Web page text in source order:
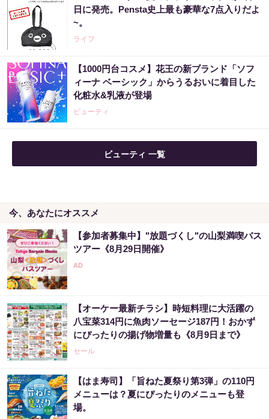
日に発売。Pensta史上最も豪華な7点入りだよ
~。
ライフ
【1000円台コスメ】花王の新ブランド「ソフ
ィーナ ベーシック」からうるおいに着目した
化粧水&乳液が登場
ビューティ
ビューティ 一覧
今、あなたにオススメ
【参加者募集中】"放題づくし"の山梨満喫バス
ツアー《8月29日開催》
【オーケー最新チラシ】時短料理に大活躍の
八宝菜314円に魚肉ソーセージ187円！おかず
にぴったりの揚げ物増量も《8月9日まで》
セール
【はま寿司】「旨ねた夏祭り第3弾」の110円
メニューは？夏にぴったりのメニューも登
場。